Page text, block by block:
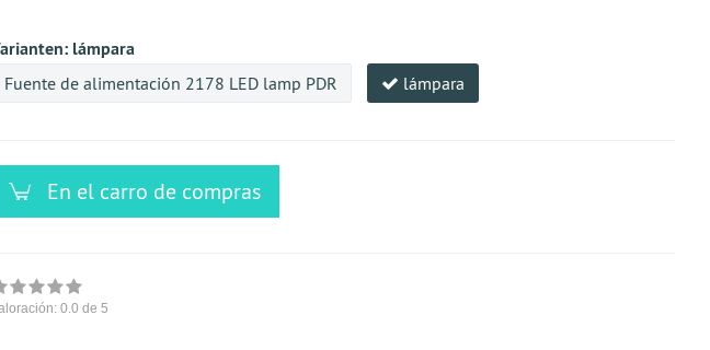
lámpara
Fuente de alimentación 2178 LED lamp PDR lámpara
En el carro de compras
0.0 de 5